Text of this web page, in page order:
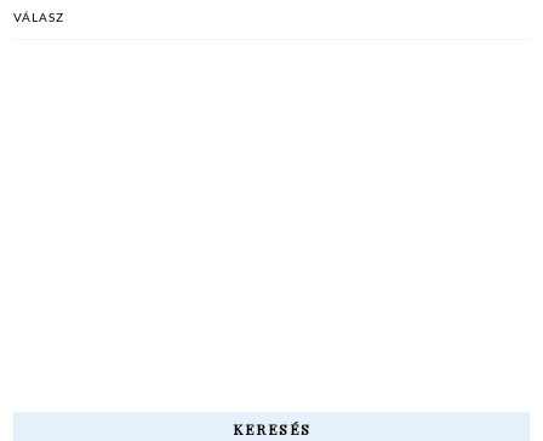
VÁLASZ
KERESÉS